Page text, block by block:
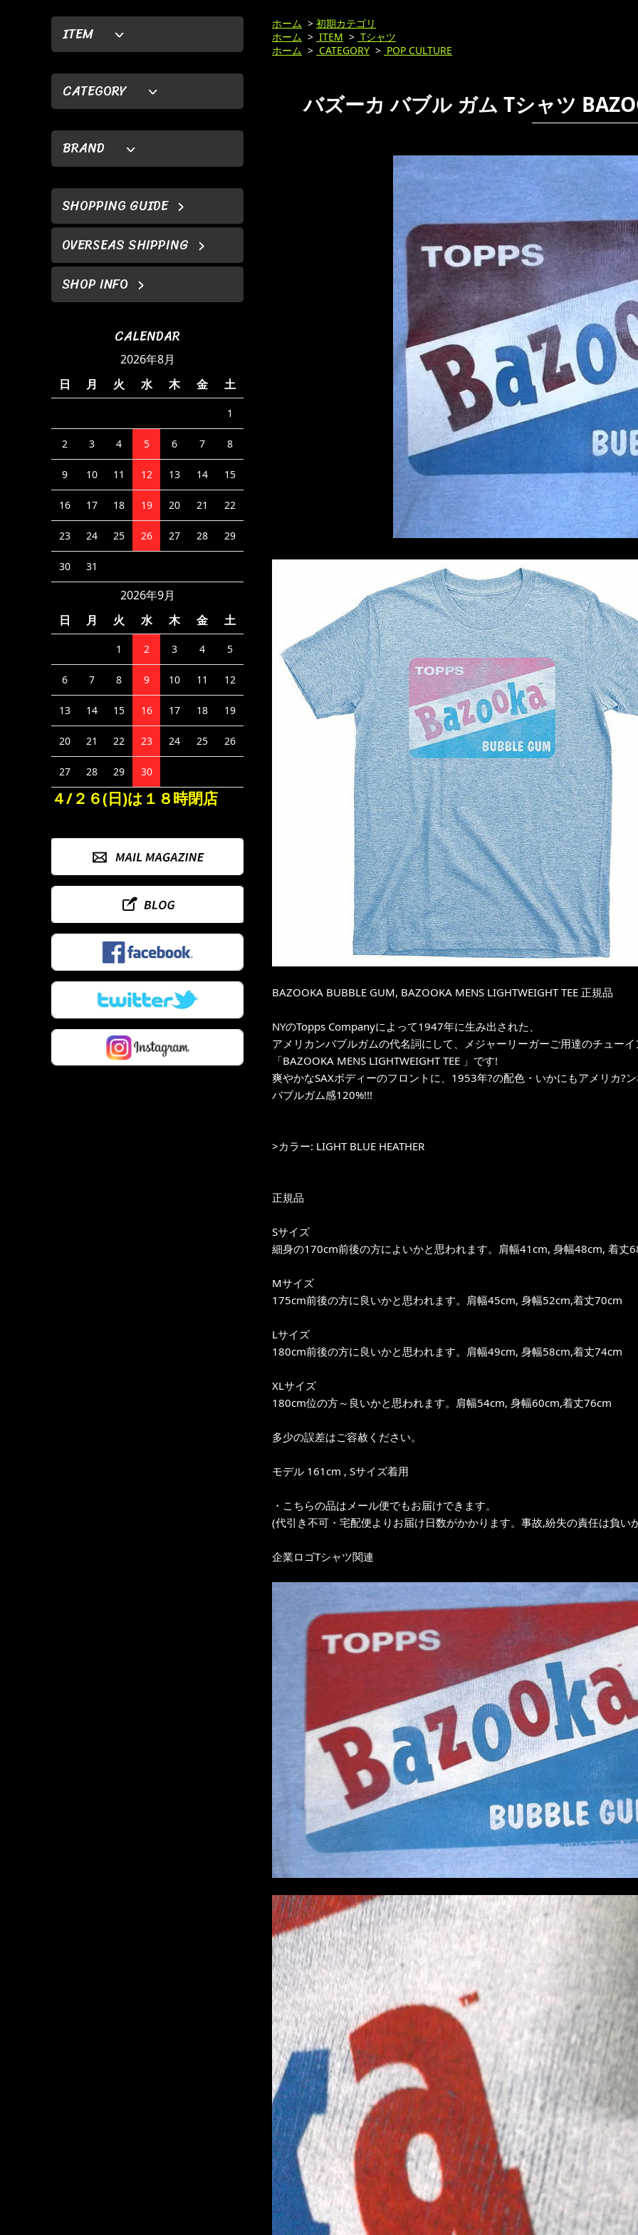
ITEM
CATEGORY
BRAND
SHOPPING GUIDE
OVERSEAS SHIPPING
SHOP INFO
CALENDAR
2026年8月
日
月 火 水 木 金 土
1
2 3 4 5 6 7 8
9 10 11 12 13 14 15
16 17 18 19 20 21 22
23 24 25 26 27 28 29
30 31
2026年9月
日
月 火 水 木 金 土
1 2 3 4 5
6 7 8 9 10 11 12
13 14 15 16 17 18 19
20 21 22 23 24 25 26
27 28 29 30
４/２６(日)は１８時閉店
ホーム > 初期カテゴリ
ホーム > ITEM > Tシャツ
ホーム > CATEGORY > POP CULTURE
バズーカ バブル ガム Tシャツ
BAZOOKA BUBBLE GUM, BAZOOKA MENS LIGHTWEIGHT TEE 正規品
NYのTopps Companyによって1947年に生み出された、
アメリカンバブルガムの代名詞にして、メジャーリーガーご用達のチュー
「BAZOOKA MENS LIGHTWEIGHT TEE 」です!
爽やかなSAXボディーのフロントに、1953年?の配色・いかにもアメリカ?
バブルガム感120%!!!
>カラー: LIGHT BLUE HEATHER
正規品
Sサイズ
細身の170cm前後の方によいかと思われます。肩幅41cm, 身幅48cm, 着丈
Mサイズ
175cm前後の方に良いかと思われます。肩幅45cm, 身幅52cm,着丈70cm
Lサイズ
180cm前後の方に良いかと思われます。肩幅49cm, 身幅58cm,着丈74cm
XLサイズ
180cm位の方～良いかと思われます。肩幅54cm, 身幅60cm,着丈76cm
多少の誤差はご容赦ください。
モデル 161cm , Sサイズ着用
・こちらの品はメール便でもお届けできます。
(代引き不可・宅配便よりお届け日数がかかります。事故,紛失の責任は負い
企業ロゴTシャツ関連